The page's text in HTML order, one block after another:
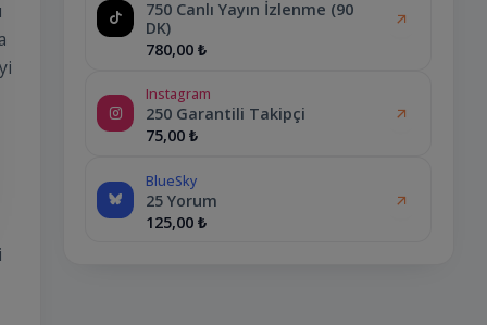
750 Canlı Yayın İzlenme (90
DK)
780,00 ₺
Instagram
250 Garantili Takipçi
75,00 ₺
BlueSky
25 Yorum
125,00 ₺